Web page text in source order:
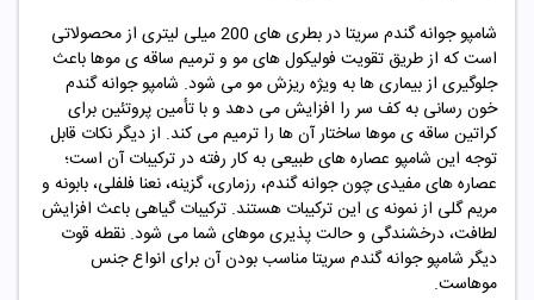
شامپو جوانه گندم سریتا در بطری های 200 میلی لیتری از محصولاتی
است که از طریق تقویت فولیکول های مو و ترمیم ساقه ی موها باعث
جلوگیری از بیماری ها به ویژه ریزش مو می شود. شامپو جوانه گندم
خون رسانی به کف سر را افزایش می دهد و با تأمین پروتئین برای
کراتین ساقه ی موها ساختار آن ها را ترمیم می کند. از دیگر نکات قابل
توجه این شامپو عصاره های طبیعی به کار رفته در ترکیبات آن است؛
عصاره های مفیدی چون جوانه گندم، رزماری، گزینه، نعنا فلفلی، بابونه و
مریم گلی از نمونه ی این ترکیبات هستند. ترکیبات گیاهی باعث افزایش
لطافت، درخشندگی و حالت پذیری موهای شما می شود. نقطه قوت
دیگر شامپو جوانه گندم سریتا مناسب بودن آن برای انواع جنس
موهاست.